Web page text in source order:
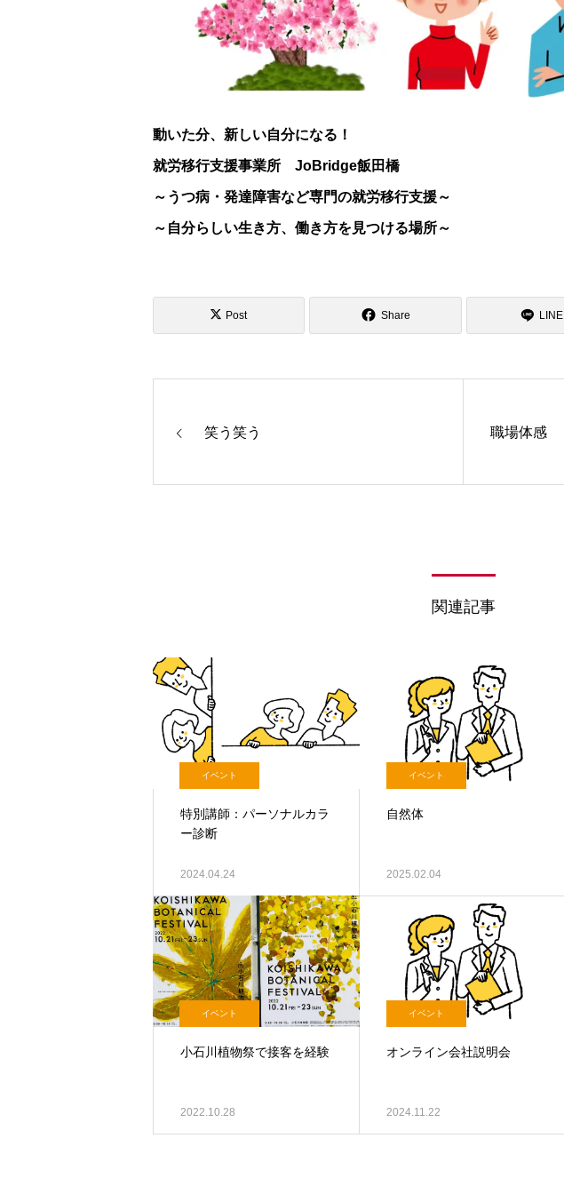
動いた分、新しい自分になる！
就労移行支援事業所 JoBridge飯田橋
～うつ病・発達障害など専門の就労移行支援～
～自分らしい生き方、働き方を見つける場所～
Post Share LINE
笑う笑う 職場体感
関連記事
イベント
特別講師：パーソナルカラ
ー診断
2024.04.24
イベント
自然体
2025.02.04
イベント
小石川植物祭で接客を経験
2022.10.28
イベント
オンライン会社説明会
2024.11.22